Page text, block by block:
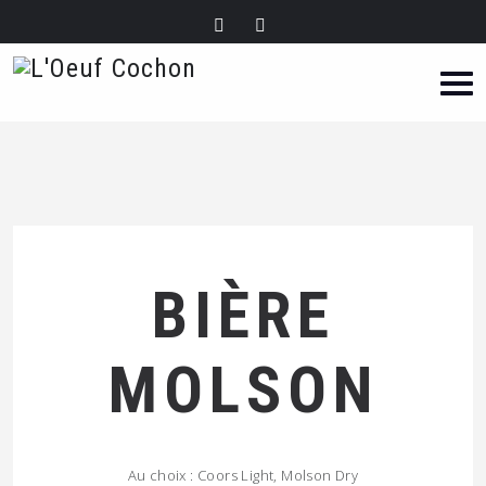
BIÈRE
MOLSON
Au choix : Coors Light, Molson Dry